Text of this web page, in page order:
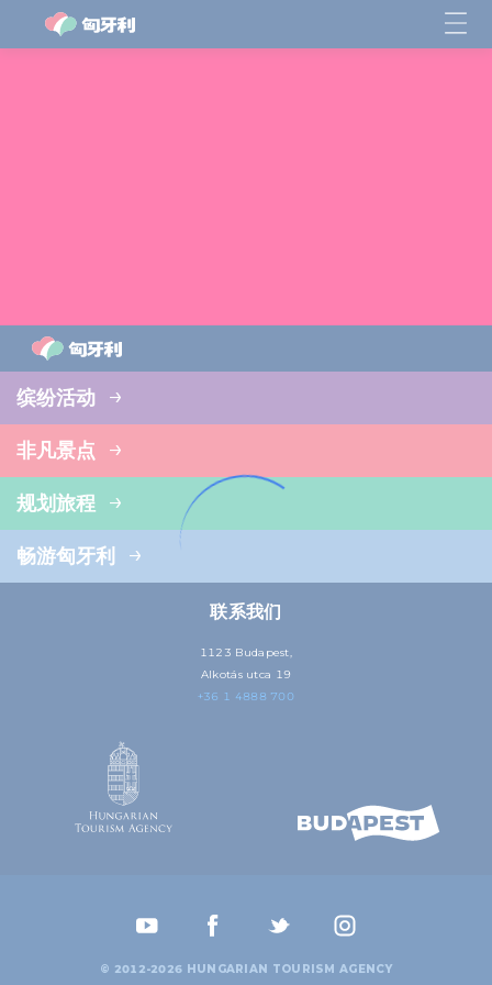
缤纷活动
非凡景点
规划旅程
畅游匈牙利
联系我们
1123 Budapest,
Alkotás utca 19
+36 1 4888 700
© 2012-2026 HUNGARIAN TOURISM AGENCY